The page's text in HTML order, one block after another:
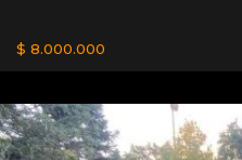
$ 8.000.000